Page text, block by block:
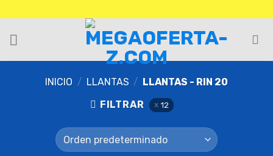
INICIO / LLANTAS / LLANTAS - RIN 20
FILTRAR
12